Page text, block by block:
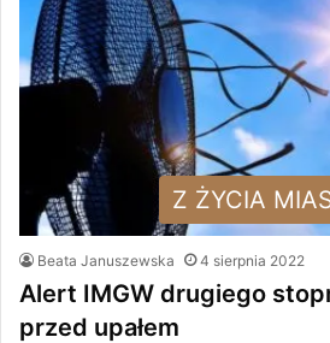
Z ŻYCIA
Beata Januszewska 4 sierpnia 2022
Alert IMGW drugiego
przed upałem